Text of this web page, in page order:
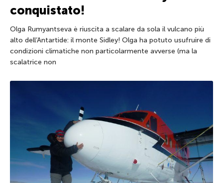
conquistato!
Olga Rumyantseva è riuscita a scalare da sola il vulcano più
alto dell’Antartide: il monte Sidley! Olga ha potuto usufruire di
condizioni climatiche non particolarmente avverse (ma la
scalatrice non